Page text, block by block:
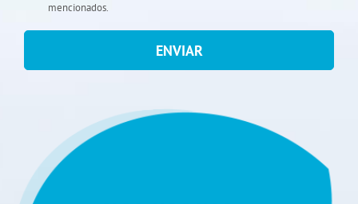
mencionados.
ENVIAR